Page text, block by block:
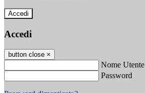
Accedi
Accedi
button close ×
Nome Utente
Password